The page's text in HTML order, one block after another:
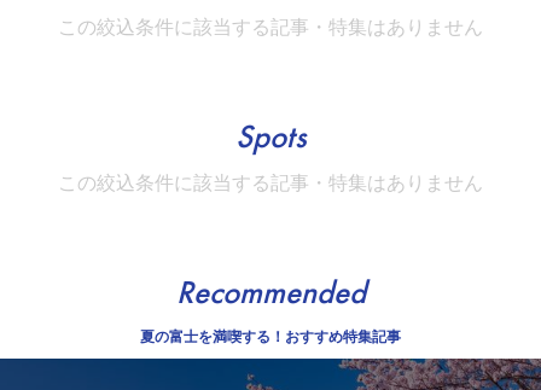
この絞込条件に該当する記事・特集はありません
Spots
この絞込条件に該当する記事・特集はありません
Recommended
夏の富士を満喫する！おすすめ特集記事